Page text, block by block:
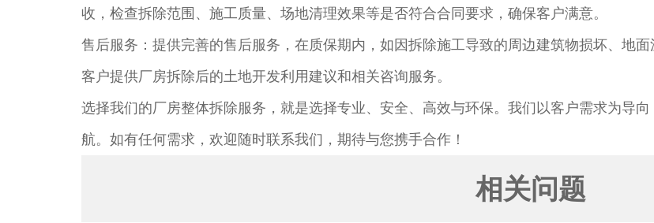
收，检查拆除范围、施工质量、场地清理效果等是否符合合同要求，确保客户满意。​
售后服务：提供完善的售后服务，在质保期内，如因拆除施工导致的周边建筑物损坏、地
客户提供厂房拆除后的土地开发利用建议和相关咨询服务。​
选择我们的厂房整体拆除服务，就是选择专业、安全、高效与环保。我们以客户需求为导
航。如有任何需求，欢迎随时联系我们，期待与您携手合作！
相关问题